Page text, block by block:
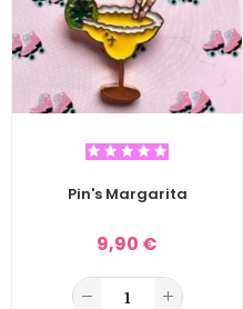
Pin's Margarita
9,90 €